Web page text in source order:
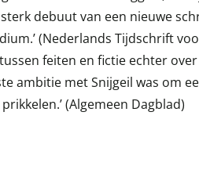
debuut van een nieuwe
(Nederlands Tijdschrift
feiten en fictie echter
ambitie met Snijgeil was om
(Algemeen Dagblad)